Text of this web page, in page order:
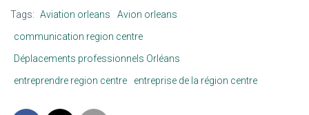
Tags: Aviation orleans
Avion orleans
communication region centre
Déplacements professionnels Orléans
entreprendre region centre
entreprise de la région centre